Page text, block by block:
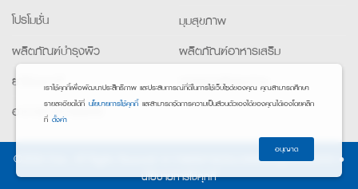
โปรโมชั่น
มุมสุขภาพ
ผลิตภัณฑ์บำรุงผิว
ผลิตภัณฑ์อาหารเสริม
ยาใช้เฉพาะที่
อุปกรณ์เพื่อสุขภาพ
อาหารทางการแพทย์
©2026 Exta. All Rights Reserved. • การแจ้งการประมวลผลข้อมูลส่วนบุคคล
•
นโยบายการใช้คุกกี้
เราใช้คุกกี้เพื่อพัฒนาประสิทธิภาพ และประสบการณ์ที่ดีในการใช้เว็บไซต์ของคุณ คุณสามารถศึกษา
รายละเอียดได้ที่ นโยบายการใช้คุกกี้ และสามารถจัดการความเป็นส่วนตัวเองได้ของคุณได้เองโดยคลิก
ที่ ตั้งค่า
อนุญาต